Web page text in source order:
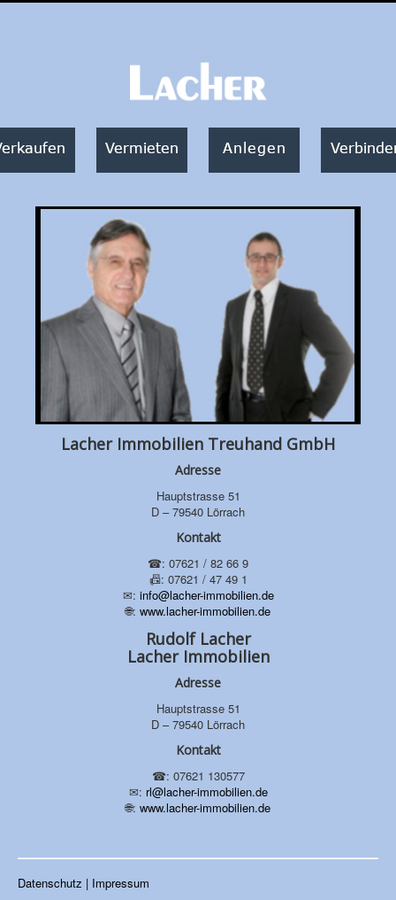
Lacher Immobilien Treuhand GmbH
Adresse
Hauptstrasse 51
D – 79540 Lörrach
Kontakt
☎: 07621 / 82 66 9
📠: 07621 / 47 49 1
✉: info@lacher-immobilien.de
🌐: www.lacher-immobilien.de
Rudolf Lacher
Lacher Immobilien
Adresse
Hauptstrasse 51
D – 79540 Lörrach
Kontakt
☎: 07621 130577
✉: rl@lacher-immobilien.de
🌐: www.lacher-immobilien.de
Datenschutz | Impressum